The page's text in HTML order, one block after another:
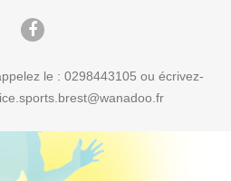
le : 0298443105 ou écrivez-